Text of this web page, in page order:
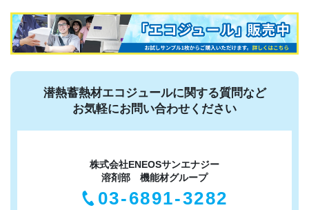
潜熱蓄熱材エコジュールに関する質問など
お気軽にお問い合わせください
株式会社ENEOSサンエナジー
溶剤部 機能材グループ
03-6891-3282